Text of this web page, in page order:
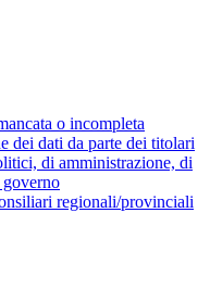
o incompleta
dei dati da parte dei titolari
di amministrazione, di
regionali/provinciali